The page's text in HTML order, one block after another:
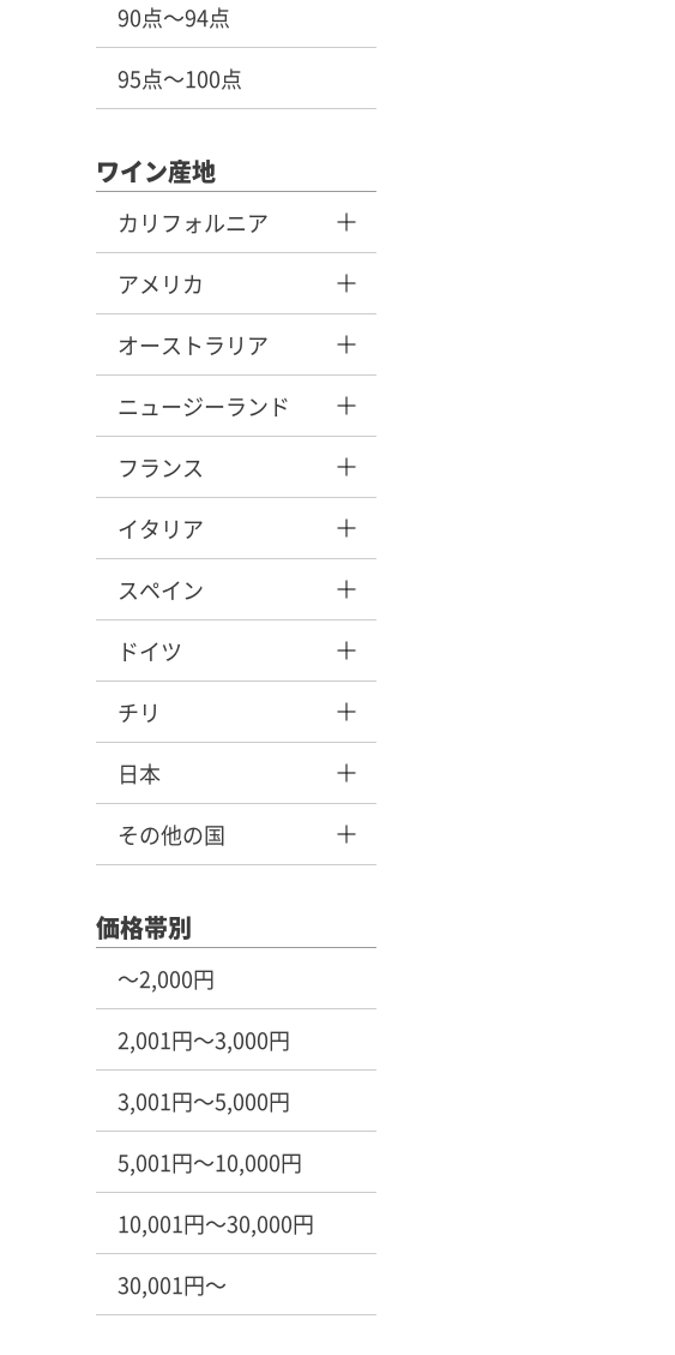
90点～94点
95点～100点
ワイン産地
カリフォルニア
アメリカ
オーストラリア
ニュージーランド
フランス
イタリア
スペイン
ドイツ
チリ
日本
その他の国
価格帯別
～2,000円
2,001円～3,000円
3,001円～5,000円
5,001円～10,000円
10,001円～30,000円
30,001円～